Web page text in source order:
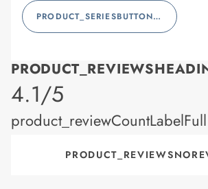
PRODUCT_SERIESBUTTONLABEL
product_rating
4.1/5
product_reviewCountLabelFull